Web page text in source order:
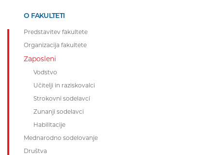
O FAKULTETI
Predstavitev fakultete
Organizacija fakultete
Zaposleni
Vodstvo
Učitelji in raziskovalci
Strokovni sodelavci
Zunanji sodelavci
Habilitacije
Mednarodno sodelovanje
Društva